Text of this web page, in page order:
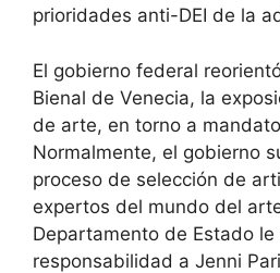
prioridades anti-DEI de la
El gobierno federal
Bienal de Venecia, la
de arte, en torno a
Normalmente, el gobierno
proceso de selección de
expertos del mundo del
Departamento de Estado le
responsabilidad a Jenni